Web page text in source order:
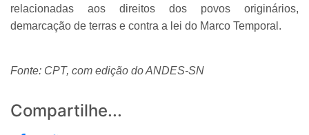
relacionadas aos direitos dos povos originários,
demarcação de terras e contra a lei do Marco Temporal.
Fonte: CPT, com edição do ANDES-SN
Compartilhe...